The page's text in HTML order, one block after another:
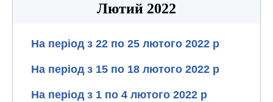
Лютий 2022
На період з 22 по 25 лютого 2022 р
На період з 15 по 18 лютого 2022 р
На період з 1 по 4 лютого 2022 р